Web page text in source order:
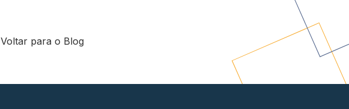
Voltar para o Blog